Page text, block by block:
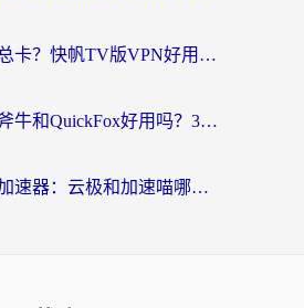
海外看国内剧总卡？快帆TV版VPN好用吗？和海牛VPN对比哪个回国效果更好？
海外党必看：斧牛和QuickFox好用吗？3步选对回国加速器，无缝刷国内剧玩游戏
海外党选回国加速器：云极和加速喵哪个好？附3款热门工具实测对比